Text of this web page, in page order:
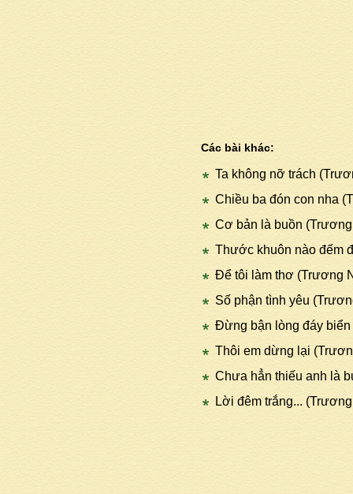
Các bài khác:
Ta không nỡ trách
Chiều ba đón con nha
Cơ bản là buồn
Thước khuôn nào đếm
Để tôi làm thơ (Trương
Số phận tình yêu
Đừng bận lòng đáy
Thôi em dừng lại
Chưa hẳn thiếu anh là
Lời đêm trắng...